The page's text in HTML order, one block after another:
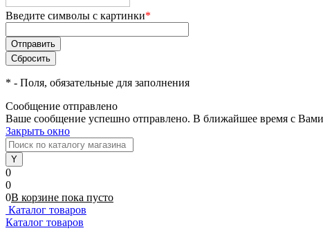
Введите символы с картинки*
* - Поля, обязательные для заполнения
Сообщение отправлено
Ваше сообщение успешно отправлено. В ближайшее время с
Закрыть окно
0
0
0В корзине пока пусто
Каталог товаров
Каталог товаров